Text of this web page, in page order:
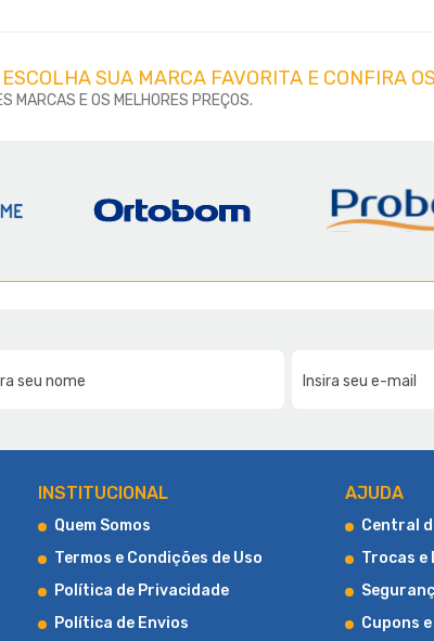
ESCOLHA SUA MARCA FAVORITA E CONFIRA
MARCAS E OS MELHORES PREÇOS.
MAIS SOBRE A LUCAS HOME
INSTITUCIONAL
Quem Somos
Termos e Condições de Uso
Política de Privacidade
Política de Envios
AJUDA
Central
Trocas e
Cupons